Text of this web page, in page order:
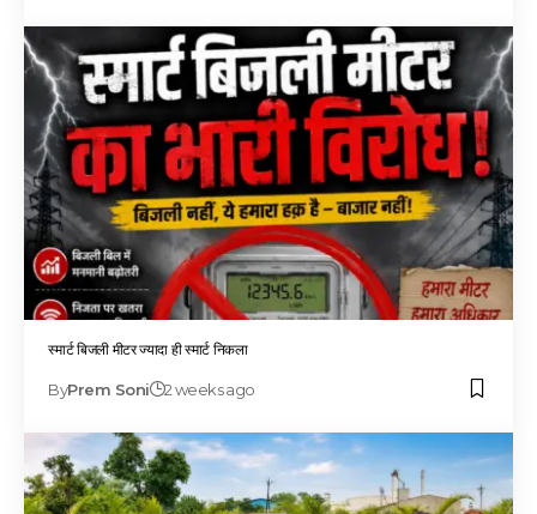
स्मार्ट बिजली मीटर ज्यादा ही स्मार्ट निकला
ByPrem Soni 2 weeks ago